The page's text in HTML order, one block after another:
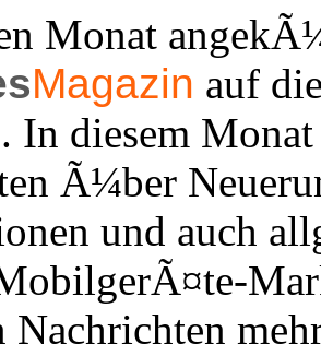
Monat
Magazin auf
In diesem
Ã¼ber
und auch
Nachrichten